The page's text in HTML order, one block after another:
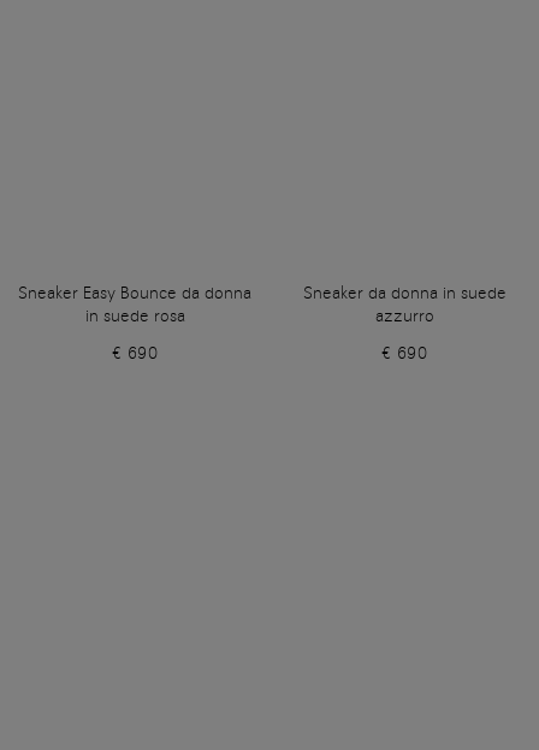
Sneaker Easy Bounce da donna
in suede rosa
€ 690
Sneaker da donna in suede
azzurro
€ 690